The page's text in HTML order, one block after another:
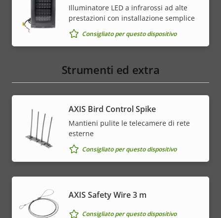
Illuminatore LED a infrarossi ad alte
prestazioni con installazione semplice
Consigliato per questo dispositivo
Strumenti ed extra
AXIS Bird Control Spike
Mantieni pulite le telecamere di rete
esterne
Consigliato per questo dispositivo
AXIS Safety Wire 3 m
Consigliato per questo dispositivo